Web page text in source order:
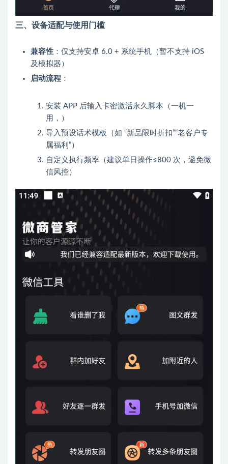
三、设备适配与使用门槛
兼容性 ：仅支持安卓 6.0 + 系统手机（暂不支持 iOS
及模拟器）
启动流程 ：
安装 APP 后输入卡密激活永久脚本（一机一
用，）
导入预设话术模板（如 “新品限时折扣”“老客户专
属福利”）
自定义执行频率（建议单日操作≤800 次，避免微
信风控）